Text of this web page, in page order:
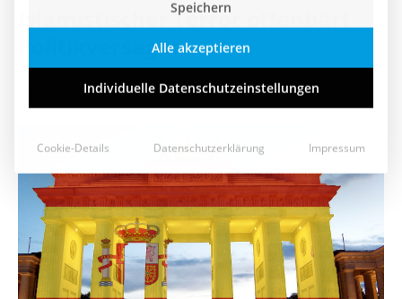
Islamistischer Terror offenbart
Politikversagen
18. August 2017